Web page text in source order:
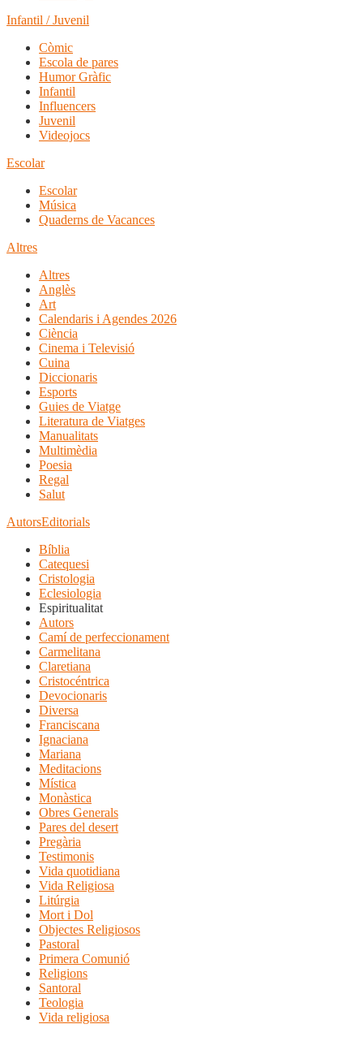
Infantil / Juvenil
Còmic
Escola de pares
Humor Gràfic
Infantil
Influencers
Juvenil
Videojocs
Escolar
Escolar
Música
Quaderns de Vacances
Altres
Altres
Anglès
Art
Calendaris i Agendes 2026
Ciència
Cinema i Televisió
Cuina
Diccionaris
Esports
Guies de Viatge
Literatura de Viatges
Manualitats
Multimèdia
Poesia
Regal
Salut
AutorsEditorials
Bíblia
Catequesi
Cristologia
Eclesiologia
Espiritualitat
Autors
Camí de perfeccionament
Carmelitana
Claretiana
Cristocéntrica
Devocionaris
Diversa
Franciscana
Ignaciana
Mariana
Meditacions
Mística
Monàstica
Obres Generals
Pares del desert
Pregària
Testimonis
Vida quotidiana
Vida Religiosa
Litúrgia
Mort i Dol
Objectes Religiosos
Pastoral
Primera Comunió
Religions
Santoral
Teologia
Vida religiosa